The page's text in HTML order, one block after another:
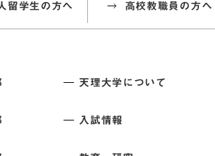
留学生の方へ 高校教職員の方へ
天理大学について
入試情報